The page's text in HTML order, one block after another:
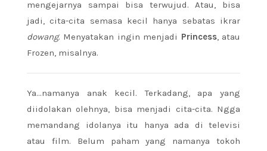
mengejarnya sampai bisa terwujud. Atau, bisa
jadi, cita-cita semasa kecil hanya sebatas ikrar
dowang. Menyatakan ingin menjadi Princess, atau
Frozen, misalnya.
Ya…namanya anak kecil. Terkadang, apa yang
diidolakan olehnya, bisa menjadi cita-cita. Ngga
memandang idolanya itu hanya ada di televisi
atau film. Belum paham yang namanya tokoh